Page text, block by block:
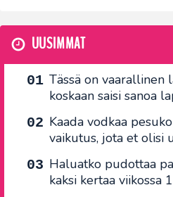
UUSIMMAT
Tässä on vaarallinen
koskaan saisi sanoa
Kaada vodkaa
vaikutus, jota et olisi
Haluatko pudottaa
kaksi kertaa viikossa